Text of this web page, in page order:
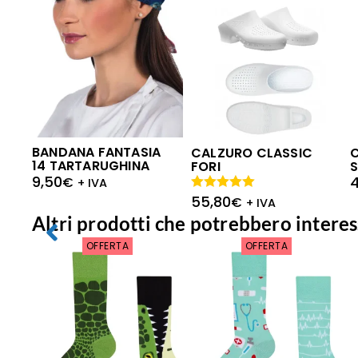
BANDANA FANTASIA
14 TARTARUGHINA
9,50€ + IVA
CALZURO CLASSIC
FORI
55,80€ + IVA
Valutato
5.00 su 5
Altri prodotti che potrebbero
OFFERTA OFFERTA